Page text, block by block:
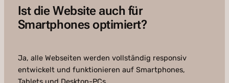
Ist die Website auch für
Smartphones optimiert?
Ja, alle Webseiten werden vollständig responsiv
entwickelt und funktionieren auf Smartphones,